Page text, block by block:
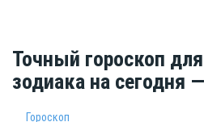
Точный гороскоп
зодиака на сегодня
Гороскоп